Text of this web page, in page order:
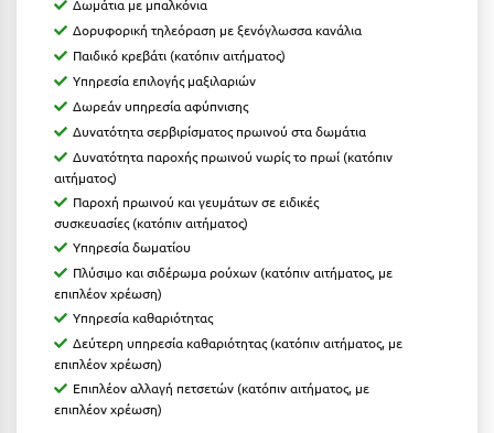
Κάρπαθος
Καρπενήσι
Κάρυστος
Κάσος
Κασσάνδρα
Καστοριά
Κατερίνη
Κέα - Τζιά
Κερατέα
Κέρκυρα
Δωμάτια με μπαλκόνια
Δορυφορική τηλεόραση με ξενόγλωσσα κανάλια
Παιδικό κρεβάτι (κατόπιν αιτήματος)
Υπηρεσία επιλογής μαξιλαριών
Δωρεάν υπηρεσία αφύπνισης
Δυνατότητα σερβιρίσματος πρωινού στα δωμάτια
Δυνατότητα παροχής πρωινού νωρίς το πρωί (κατόπιν
αιτήματος)
Παροχή πρωινού και γευμάτων σε ειδικές
συσκευασίες (κατόπιν αιτήματος)
Υπηρεσία δωματίου
Πλύσιμο και σιδέρωμα ρούχων (κατόπιν αιτήματος, με
επιπλέον χρέωση)
Υπηρεσία καθαριότητας
Δεύτερη υπηρεσία καθαριότητας (κατόπιν αιτήματος, με
επιπλέον χρέωση)
Επιπλέον αλλαγή πετσετών (κατόπιν αιτήματος, με
επιπλέον χρέωση)